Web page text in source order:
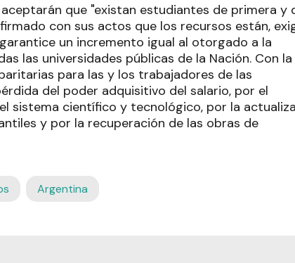
que "existan estudiantes de primera y
con sus actos que los recursos están,
un incremento igual al otorgado a la
las universidades públicas de la Nación. Con
para las y los trabajadores de las
del poder adquisitivo del salario, por el
sistema científico y tecnológico, por la
y por la recuperación de las obras de
Argentina